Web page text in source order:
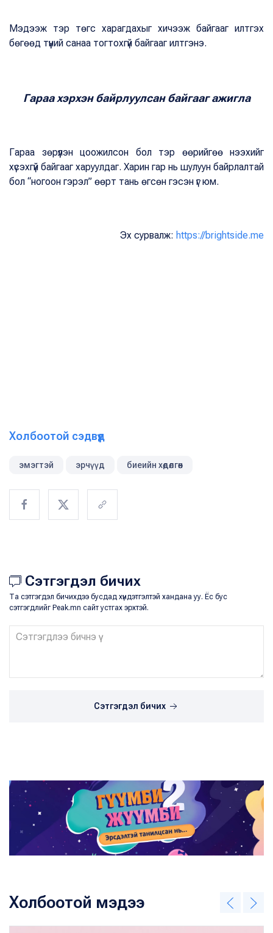
Мэдээж тэр төгс харагдахыг хичээж байгааг илтгэх
бөгөөд түүний санаа тогтохгүй байгааг илтгэнэ.
Гараа хэрхэн байрлуулсан байгааг ажигла
Гараа зөрүүлэн цоожилсон бол тэр өөрийгөө нээхийг
хүсэхгүй байгааг харуулдаг. Харин гар нь шулуун байрлалтай
бол “ногоон гэрэл” өөрт тань өгсөн гэсэн үг юм.
Эх сурвалж: https://brightside.me
Холбоотой сэдвүүд
эмэгтэй эрчүүд биеийн хөдөлгөөн
Сэтгэгдэл бичих
Та сэтгэгдэл бичихдээ бусдад хүндэтгэлтэй хандана уу. Ёс бус
сэтгэгдлийг Peak.mn сайт устгах эрхтэй.
Сэтгэгдэл бичих
Холбоотой мэдээ